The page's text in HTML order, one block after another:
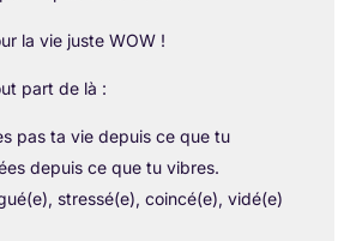
la vie juste WOW !
part de là :
pas ta vie depuis ce que tu
depuis ce que tu vibres.
stressé(e), coincé(e), vidé(e)